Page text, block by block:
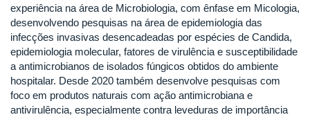
experiência na área de Microbiologia, com ênfase em Micologia,
desenvolvendo pesquisas na área de epidemiologia das
infecções invasivas desencadeadas por espécies de Candida,
epidemiologia molecular, fatores de virulência e susceptibilidade
a antimicrobianos de isolados fúngicos obtidos do ambiente
hospitalar. Desde 2020 também desenvolve pesquisas com
foco em produtos naturais com ação antimicrobiana e
antivirulência, especialmente contra leveduras de importância